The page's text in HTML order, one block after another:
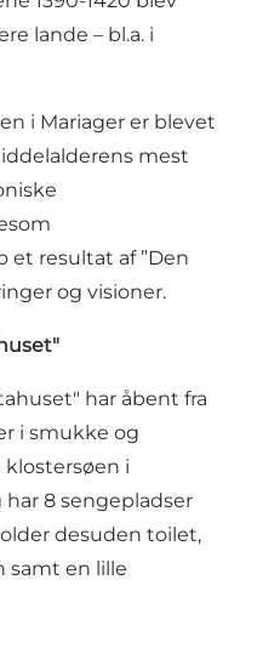
lande – bl.a. i
i Mariager er blevet
mest
et resultat af ”Den
og visioner.
" har åbent fra
i smukke og
i
har 8 sengepladser
desuden toilet,
samt en lille